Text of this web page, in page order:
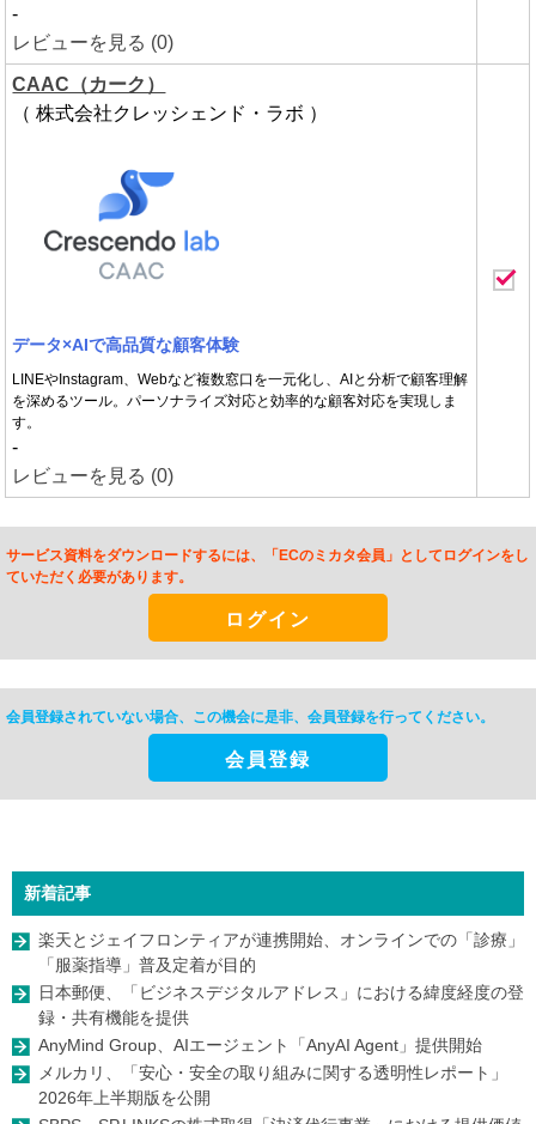
-
レビューを見る (0)
CAAC（カーク）
（ 株式会社クレッシェンド・ラボ ）
データ×AIで高品質な顧客体験
LINEやInstagram、Webなど複数窓口を一元化し、AIと分析で顧客理解
を深めるツール。パーソナライズ対応と効率的な顧客対応を実現しま
す。
-
レビューを見る (0)
サービス資料をダウンロードするには、「ECのミカタ会員」としてログインをし
ていただく必要があります。
ログイン
会員登録されていない場合、この機会に是非、 会員登録を行ってください。
会員登録
新着記事
楽天とジェイフロンティアが連携開始、オンラインでの「診療」
「服薬指導」普及定着が目的
日本郵便、「ビジネスデジタルアドレス」における緯度経度の登
録・共有機能を提供
AnyMind Group、AIエージェント「AnyAI Agent」提供開始
メルカリ、「安心・安全の取り組みに関する透明性レポート」
2026年上半期版を公開